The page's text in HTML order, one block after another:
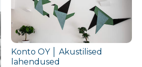
Konto OY │ Akustilised
lahendused